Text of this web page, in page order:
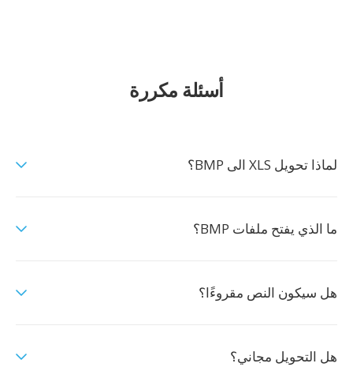
أسئلة مكررة
لماذا تحويل XLS الى BMP؟
ما الذي يفتح ملفات BMP؟
هل سيكون النص مقروءًا؟
هل التحويل مجاني؟